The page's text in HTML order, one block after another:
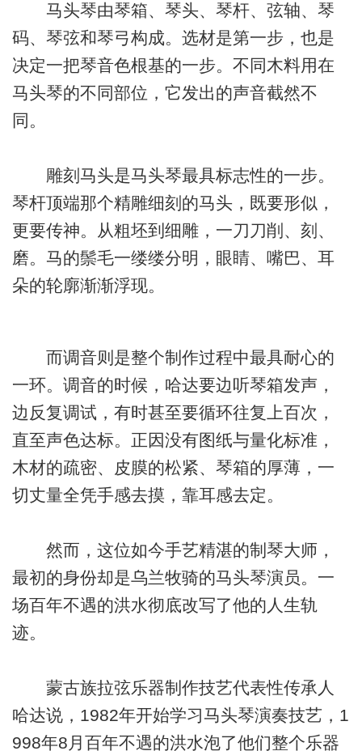
马头琴由琴箱、琴头、琴杆、弦轴、琴
码、琴弦和琴弓构成。选材是第一步，也是
决定一把琴音色根基的一步。不同木料用在
马头琴的不同部位，它发出的声音截然不
同。
雕刻马头是马头琴最具标志性的一步。
琴杆顶端那个精雕细刻的马头，既要形似，
更要传神。从粗坯到细雕，一刀刀削、刻、
磨。马的鬃毛一缕缕分明，眼睛、嘴巴、耳
朵的轮廓渐渐浮现。
而调音则是整个制作过程中最具耐心的
一环。调音的时候，哈达要边听琴箱发声，
边反复调试，有时甚至要循环往复上百次，
直至声色达标。正因没有图纸与量化标准，
木材的疏密、皮膜的松紧、琴箱的厚薄，一
切丈量全凭手感去摸，靠耳感去定。
然而，这位如今手艺精湛的制琴大师，
最初的身份却是乌兰牧骑的马头琴演员。一
场百年不遇的洪水彻底改写了他的人生轨
迹。
蒙古族拉弦乐器制作技艺代表性传承人
哈达说，1982年开始学习马头琴演奏技艺，1
998年8月百年不遇的洪水泡了他们整个乐器